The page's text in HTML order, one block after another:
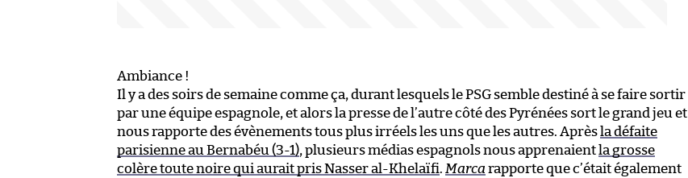
Ambiance !
Il y a des soirs de semaine comme ça, durant lesquels le PSG semble destiné à se faire sortir
par une équipe espagnole, et alors la presse de l’autre côté des Pyrénées sort le grand jeu et
nous rapporte des évènements tous plus irréels les uns que les autres. Après la défaite
parisienne au Bernabéu (3-1), plusieurs médias espagnols nous apprenaient la grosse
colère toute noire qui aurait pris Nasser al-Khelaïfi. Marca rapporte que c’était également